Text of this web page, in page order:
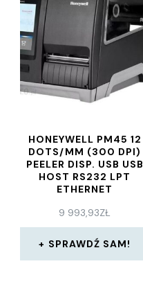
HONEYWELL PM45 12
DOTS/MM (300 DPI)
PEELER DISP. USB USB
HOST RS232 LPT
ETHERNET
9 993,93ZŁ
SPRAWDŹ SAM!